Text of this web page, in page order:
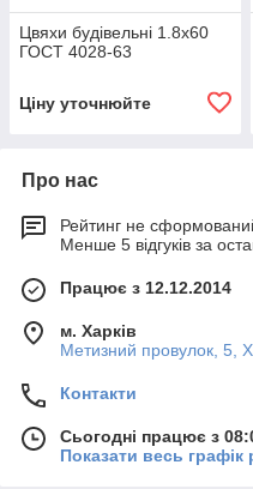
Цвяхи будівельні 1.8x60
ГОСТ 4028-63
Ціну уточнюйте
Про нас
Рейтинг не
Менше 5 відгуків за
Працює з 12.12.2014
м. Харків
Метизний провулок, 5,
Контакти
Сьогодні працює з
Показати весь графік